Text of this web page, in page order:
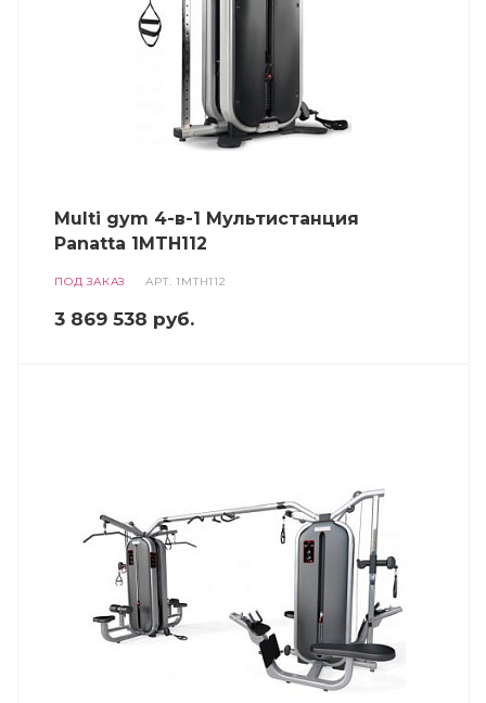
Multi gym 4-в-1 Мультистанция
Panatta 1MTH112
ПОД ЗАКАЗ АРТ.1MTH112
3 869 538 руб.